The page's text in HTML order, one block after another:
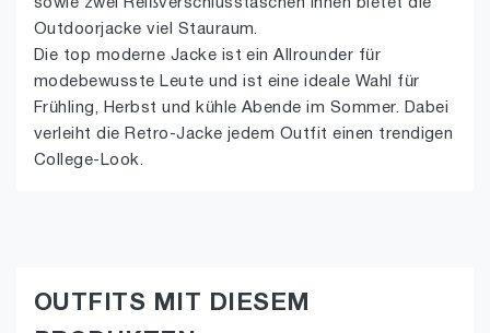
sowie zwei Reißverschlusstaschen innen bietet die
Outdoorjacke viel Stauraum.
Die top moderne Jacke ist ein Allrounder für
modebewusste Leute und ist eine ideale Wahl für
Frühling, Herbst und kühle Abende im Sommer. Dabei
verleiht die Retro-Jacke jedem Outfit einen trendigen
College-Look.
OUTFITS MIT DIESEM